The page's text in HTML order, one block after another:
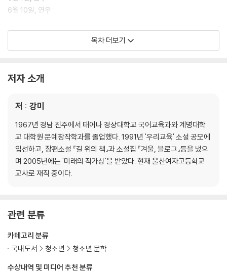
6월 10일, 연우
제2부 밤바다
같은 날, 연우
같은 날, 어머니 명옥 씨
같은 날, 아버지 종술 씨
같은 날, 창미
제3부 바다 위의 길
7월 22일, 연우ㆍ동세오빠
8월 8일, 동우ㆍ창미
8월23일, 동우ㆍ아버지
작가의 말
목차 더보기
저자 소개
저 : 강미
1967년 경남 진주에서 태어나 경상대학교 국어교육과와 계명대학
교 대학원 문예창작학과를 졸업했다. 1991년 '우리교육' 소설 공모에
입선하고, 장편소설 『길 위의 책』과 소설집 『겨울, 블로그』등을 냈으
며 2005년에는 '미래의 작가상'을 받았다. 현재 울산여자고등학교
교사로 재직 중이다.
관련 분류
수상내역 및 미디어 추천 분류
카테고리 분류
국내도서
청소년 청소년 문학